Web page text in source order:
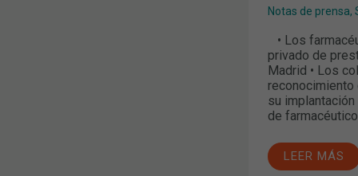
Notas de prensa,
• Los
privado de
Madrid • Los
su
de
LEER MÁS